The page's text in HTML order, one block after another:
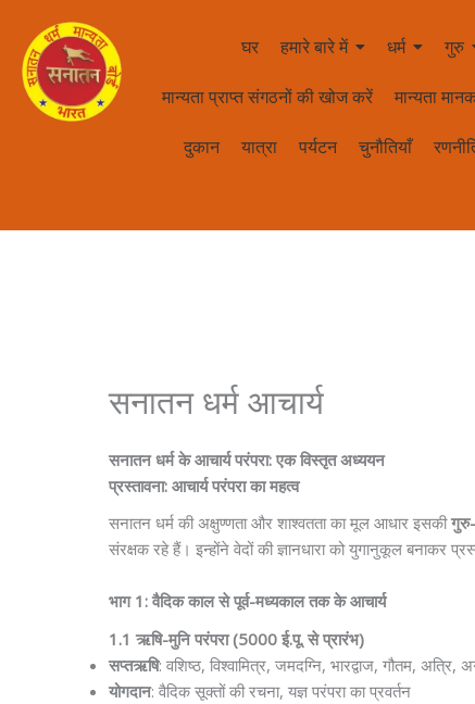
घर हमारे बारे में धर्म गुरु
मान्यता प्राप्त संगठनों की खोज करें मान्यता
दुकान यात्रा पर्यटन चुनौतियाँ
सनातन धर्म आचार्य
सनातन धर्म के आचार्य परंपरा: एक विस्तृत अध्ययन
प्रस्तावना: आचार्य परंपरा का महत्व
सनातन धर्म की अक्षुण्णता और शाश्वतता का मूल आधार इसकीगुरु-
संरक्षक रहे हैं। इन्होंने वेदों की ज्ञानधारा को युगानुकूल बनाकर
भाग 1: वैदिक काल से पूर्व-मध्यकाल तक के आचार्य
1.1 ऋषि-मुनि परंपरा (5000 ई.पू. से प्रारंभ)
सप्तऋषि: वशिष्ठ, विश्वामित्र, जमदग्नि, भारद्वाज, गौतम, अत्रि,
योगदान: वैदिक सूक्तों की रचना, यज्ञ परंपरा का प्रवर्तन